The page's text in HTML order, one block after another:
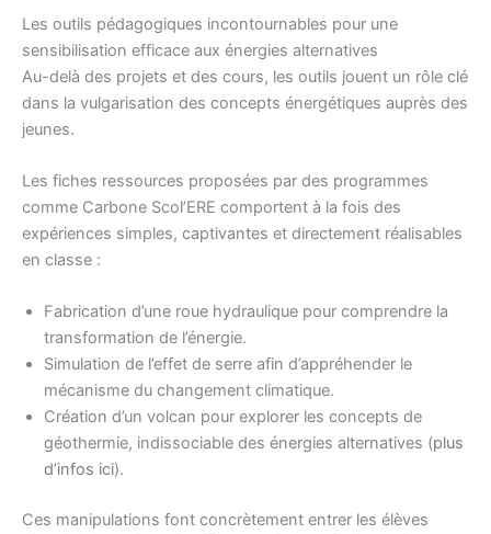
Les outils pédagogiques incontournables pour une
sensibilisation efficace aux énergies alternatives
Au-delà des projets et des cours, les outils jouent un rôle clé
dans la vulgarisation des concepts énergétiques auprès des
jeunes.
Les fiches ressources proposées par des programmes
comme Carbone Scol’ERE comportent à la fois des
expériences simples, captivantes et directement réalisables
en classe :
Fabrication d’une roue hydraulique pour comprendre la
transformation de l’énergie.
Simulation de l’effet de serre afin d’appréhender le
mécanisme du changement climatique.
Création d’un volcan pour explorer les concepts de
géothermie, indissociable des énergies alternatives (plus
d’infos ici).
Ces manipulations font concrètement entrer les élèves